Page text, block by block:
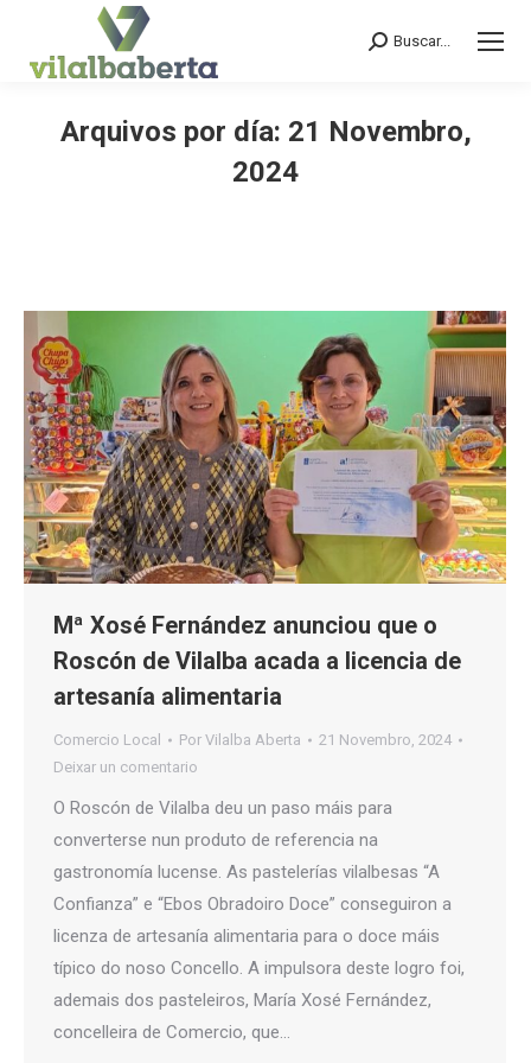
Search:
Buscar...
Arquivos por día: 21 Novembro,
2024
Mª Xosé Fernández anunciou que o
Roscón de Vilalba acada a licencia de
artesanía alimentaria
Comercio Local Por Vilalba Aberta
21 Novembro, 2024
Deixar un comentario
O Roscón de Vilalba deu un paso máis para
converterse nun produto de referencia na
gastronomía lucense. As pastelerías vilalbesas “A
Confianza” e “Ebos Obradoiro Doce” conseguiron a
licenza de artesanía alimentaria para o doce máis
típico do noso Concello. A impulsora deste logro foi,
ademais dos pasteleiros, María Xosé Fernández,
concelleira de Comercio, que…